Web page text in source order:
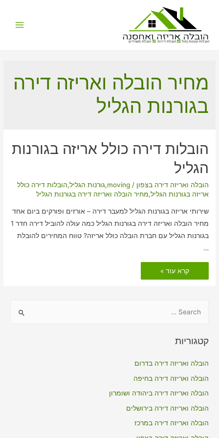
הובלות קטנות בזול הובלת דירות הובלת משרדים
מחיר הובלה ואריזה דירה
בגורנות הגליל
הובלות דירה כולל אריזה בגורנות
הגליל
הובלה ואריזה דירה בצפון /
moving
,גורנות הגליל,הובלות דירה כולל
אריזה בגורנות הגליל,מחיר הובלה ואריזה דירה בגורנות הגליל
שירותי אריזה בגורנות הגליל למעבר דירה – אורזים ופורקים ביום אחד
מחיר הובלה ואריזה דירה בגורנות הגליל כמה עולה להוביל דירה חדר 1
בגורנות הגליל עם חברת הובלה כולל אריזה? טווח המחירים להובלת
…
הובלות
דירה
כולל
קרא עוד »
r
o
r
:
קטגוריות
הובלה ואריזה דירה בדרום
הובלה ואריזה דירה בחיפה
הובלה ואריזה דירה ביהודה ושומרון
הובלה ואריזה דירה בירושלים
הובלה ואריזה דירה במרכז